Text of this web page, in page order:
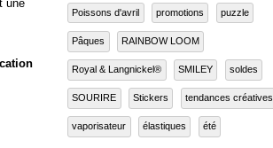
une
Poissons d'avril promotions puzzle
Pâques RAINBOW LOOM
Royal & Langnickel® SMILEY soldes
SOURIRE Stickers tendances créatives
vaporisateur élastiques été